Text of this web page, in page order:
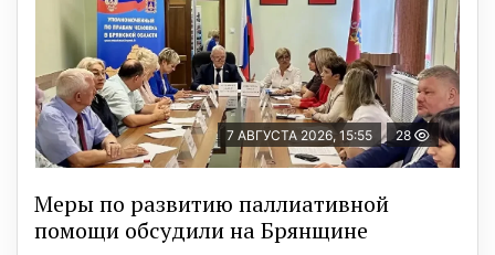
7 АВГУСТА 2026, 15:55 28
Меры по развитию паллиативной
помощи обсудили на Брянщине